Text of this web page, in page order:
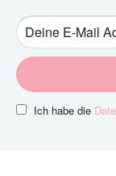
Ich habe die